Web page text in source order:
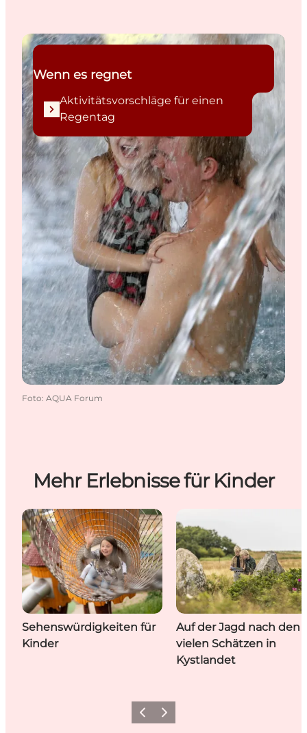
Aktivitätsvorschläge für einen Regentag
Wenn es regnet
Aktivitätsvorschläge für einen
Regentag
Foto: AQUA Forum
Mehr Erlebnisse für Kinder
Sehenswürdigkeiten für
Kinder
Auf der Jagd nach den
vielen Schätzen in
Kystlandet
ZurückWeiter